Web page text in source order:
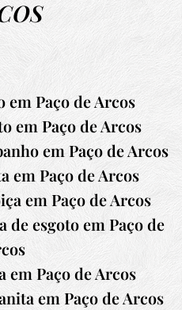
Paço de Arcos
em Paço de Arcos
em Paço de Arcos
em Paço de Arcos
em Paço de Arcos
esgoto em Paço de
em Paço de Arcos
em Paço de Arcos